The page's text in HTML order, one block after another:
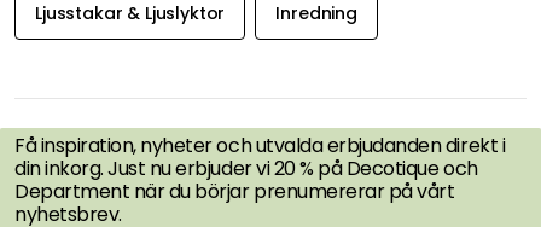
Ljusstakar & Ljuslyktor Inredning
FÅ INSPIRATION &
ERBJUDANDEN FÖRST
Få inspiration, nyheter och utvalda erbjudanden direkt i
din inkorg. Just nu erbjuder vi 20 % på Decotique och
Department när du börjar prenumererar på vårt
nyhetsbrev.